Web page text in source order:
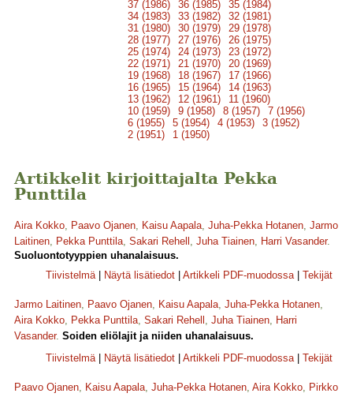
37 (1986)
36 (1985)
35 (1984)
34 (1983)
33 (1982)
32 (1981)
31 (1980)
30 (1979)
29 (1978)
28 (1977)
27 (1976)
26 (1975)
25 (1974)
24 (1973)
23 (1972)
22 (1971)
21 (1970)
20 (1969)
19 (1968)
18 (1967)
17 (1966)
16 (1965)
15 (1964)
14 (1963)
13 (1962)
12 (1961)
11 (1960)
10 (1959)
9 (1958) 8 (1957)
7 (1956)
6 (1955)
5 (1954) 4 (1953)
3 (1952)
2 (1951)
1 (1950)
Artikkelit kirjoittajalta Pekka
Punttila
Aira Kokko, Paavo Ojanen, Kaisu Aapala, Juha-Pekka Hotanen, Jarmo
Laitinen, Pekka Punttila, Sakari Rehell , Juha Tiainen, Harri Vasander.
Suoluontotyyppien uhanalaisuus.
Tiivistelmä| Näytä lisätiedot Artikkeli PDF-muodossa| Tekijät
Jarmo Laitinen, Paavo Ojanen, Kaisu Aapala, Juha-Pekka Hotanen,
Aira Kokko, Pekka Punttila, Sakari Rehell , Juha Tiainen, Harri
Vasander. Soiden eliölajit ja niiden uhanalaisuus.
Tiivistelmä| Näytä lisätiedot Artikkeli PDF-muodossa| Tekijät
Paavo Ojanen, Kaisu Aapala, Juha-Pekka Hotanen, Aira Kokko, Pirkko